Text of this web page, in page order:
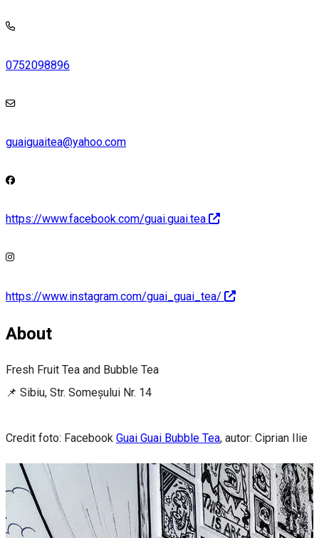
0752098896
guaiguaitea@yahoo.com
https://www.facebook.com/guai.guai.tea
https://www.instagram.com/guai_guai_tea/
About
Fresh Fruit Tea and Bubble Tea
📌 Sibiu, Str. Someșului Nr. 14
Credit foto: Facebook Guai Guai Bubble Tea, autor: Ciprian Ilie